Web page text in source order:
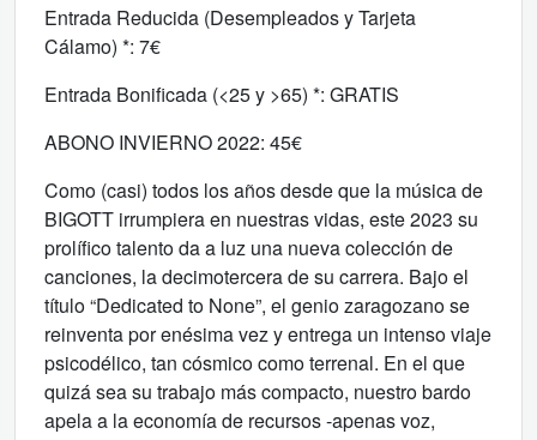
Entrada Reducida (Desempleados y Tarjeta
Cálamo) *: 7€
Entrada Bonificada (<25 y >65) *: GRATIS
ABONO INVIERNO 2022: 45€
Como (casi) todos los años desde que la música de
BIGOTT irrumpiera en nuestras vidas, este 2023 su
prolífico talento da a luz una nueva colección de
canciones, la decimotercera de su carrera. Bajo el
título “Dedicated to None”, el genio zaragozano se
reinventa por enésima vez y entrega un intenso viaje
psicodélico, tan cósmico como terrenal. En el que
quizá sea su trabajo más compacto, nuestro bardo
apela a la economía de recursos -apenas voz,